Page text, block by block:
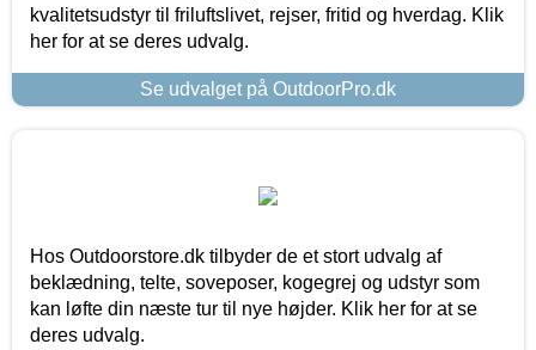
kvalitetsudstyr til friluftslivet, rejser, fritid og hverdag. Klik
her for at se deres udvalg.
Se udvalget på OutdoorPro.dk
Hos Outdoorstore.dk tilbyder de et stort udvalg af
beklædning, telte, soveposer, kogegrej og udstyr som
kan løfte din næste tur til nye højder. Klik her for at se
deres udvalg.